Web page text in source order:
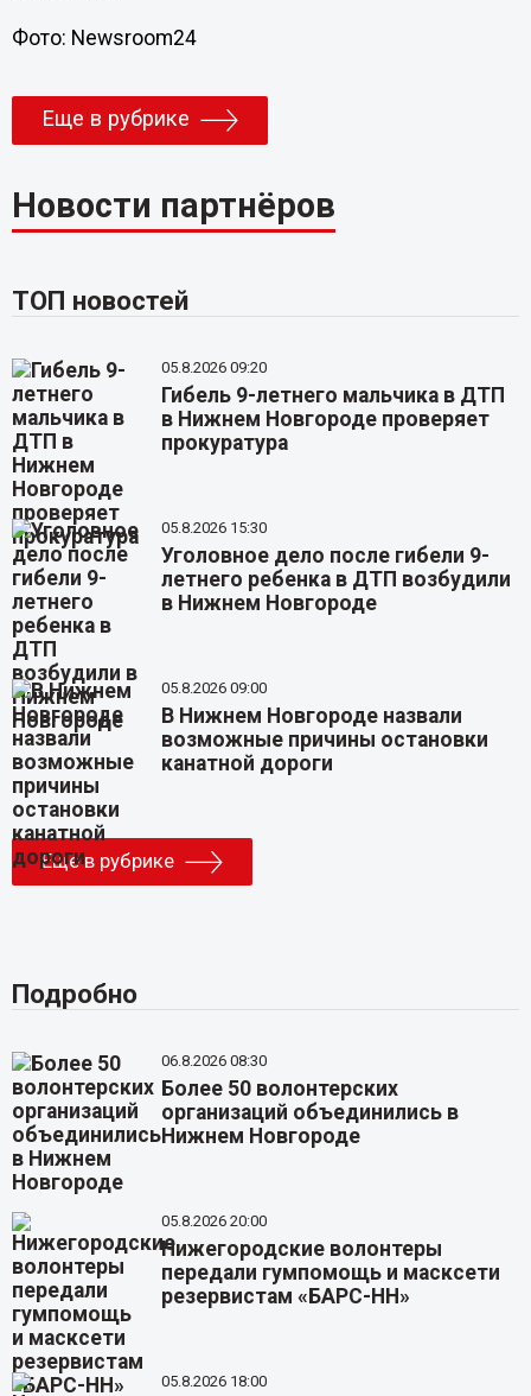
Фото: Newsroom24
Еще в рубрике
Новости партнёров
ТОП новостей
05.8.2026 09:20
Гибель 9-летнего мальчика в ДТП
в Нижнем Новгороде проверяет
прокуратура
05.8.2026 15:30
Уголовное дело после гибели 9-
летнего ребенка в ДТП возбудили
в Нижнем Новгороде
05.8.2026 09:00
В Нижнем Новгороде назвали
возможные причины остановки
канатной дороги
Еще в рубрике
Подробно
06.8.2026 08:30
Более 50 волонтерских
организаций объединились в
Нижнем Новгороде
05.8.2026 20:00
Нижегородские волонтеры
передали гумпомощь и масксети
резервистам «БАРС-НН»
05.8.2026 18:00